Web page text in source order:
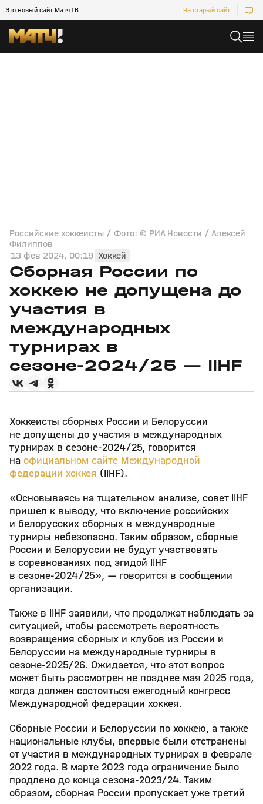
Это новый сайт Матч ТВ На старый сайт
Российские хоккеисты / Фото: © РИА Новости / Алексей
Филиппов
13 фев 2024, 00:19 Хоккей
Сборная России по
хоккею не допущена до
участия в
международных
турнирах в
сезоне-2024/25 — IIHF
Хоккеисты сборных России и Белоруссии
не допущены до участия в международных
турнирах в сезоне-2024/25, говорится
на официальном сайте Международной
федерации хоккея (IIHF).
«Основываясь на тщательном анализе, совет IIHF
пришел к выводу, что включение российских
и белорусских сборных в международные
турниры небезопасно. Таким образом, сборные
России и Белоруссии не будут участвовать
в соревнованиях под эгидой IIHF
в сезоне-2024/25», — говорится в сообщении
организации.
Также в IIHF заявили, что продолжат наблюдать за
ситуацией, чтобы рассмотреть вероятность
возвращения сборных и клубов из России и
Белоруссии на международные турниры в
сезоне-2025/26. Ожидается, что этот вопрос
может быть рассмотрен не позднее мая 2025 года,
когда должен состояться ежегодный конгресс
Международной федерации хоккея.
Сборные России и Белоруссии по хоккею, а также
национальные клубы, впервые были отстранены
от участия в международных турнирах в феврале
2022 года. В марте 2023 года ограничение было
продлено до конца сезона-2023/24. Таким
образом, сборная России пропускает уже третий